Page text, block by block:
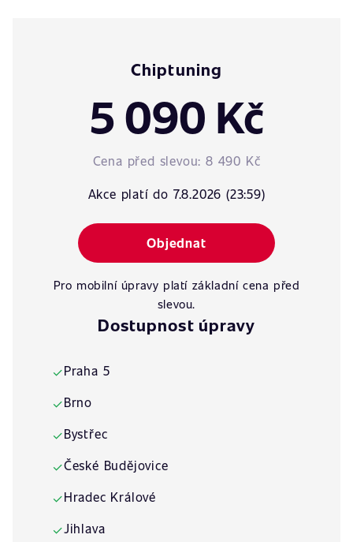
Chiptuning
5 090 Kč
Cena před slevou: 8 490 Kč
Akce platí do 7.8.2026 (23:59)
Objednat
Pro mobilní úpravy platí základní cena před
slevou.
Dostupnost úpravy
✓Praha 5
✓Brno
✓Bystřec
✓České Budějovice
✓Hradec Králové
✓Jihlava